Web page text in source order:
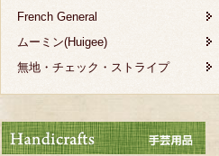
French General
ムーミン(Huigee)
無地・チェック・ストライプ